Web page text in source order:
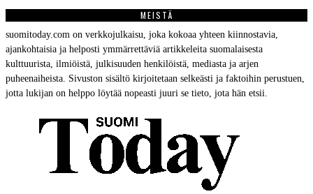
MEISTÄ
suomitoday.com on verkkojulkaisu, joka kokoaa yhteen kiinnostavia,
ajankohtaisia ja helposti ymmärrettäviä artikkeleita suomalaisesta
kulttuurista, ilmiöistä, julkisuuden henkilöistä, mediasta ja arjen
puheenaiheista. Sivuston sisältö kirjoitetaan selkeästi ja faktoihin perustuen,
jotta lukijan on helppo löytää nopeasti juuri se tieto, jota hän etsii.